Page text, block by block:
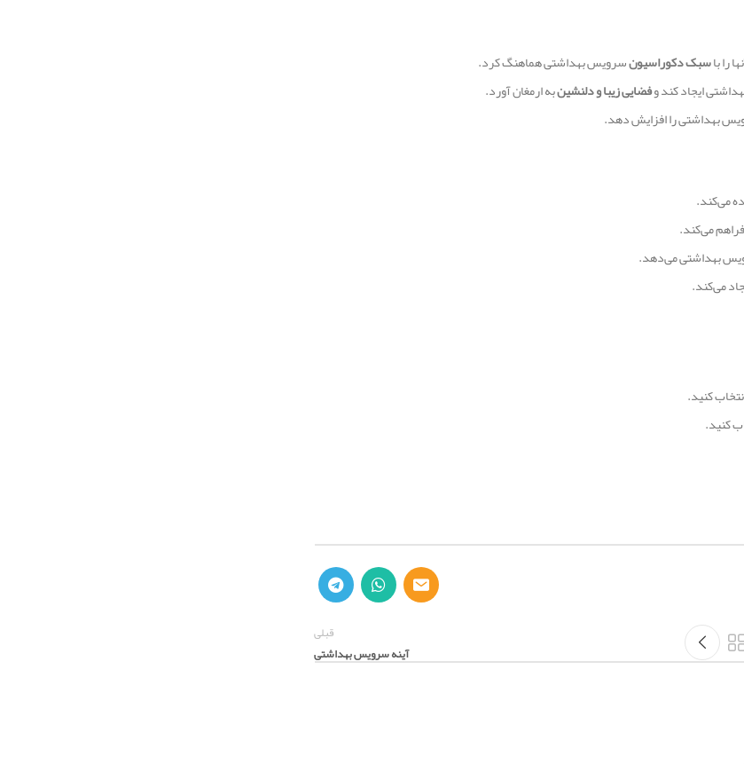
را باسبک دکوراسیونسرویس بهداشتی هماهنگ کرد.
ایجاد کند وفضایی زیبا و دلنشینبه ارمغان آورد.
بهداشتی را افزایش دهد.
می‌کند.
می‌کند.
بهداشتی می‌دهد.
می‌کند.
کنید.
کنید.
قبلی
آینه سرویس بهداشتی